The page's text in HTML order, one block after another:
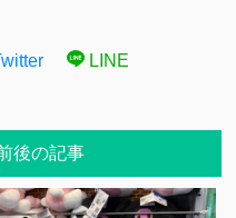
LINE
後の記事